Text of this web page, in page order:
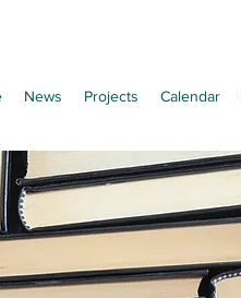
News Projects Calendar